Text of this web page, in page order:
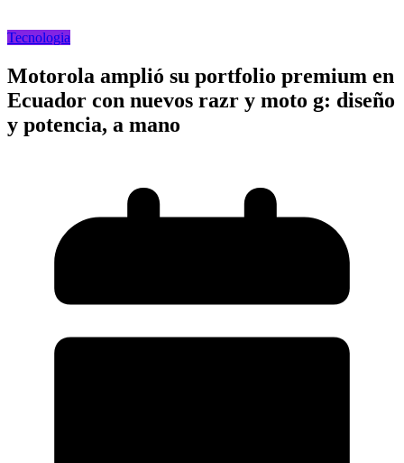
Tecnologia
Motorola amplió su portfolio premium en
Ecuador con nuevos razr y moto g: diseño
y potencia, a mano